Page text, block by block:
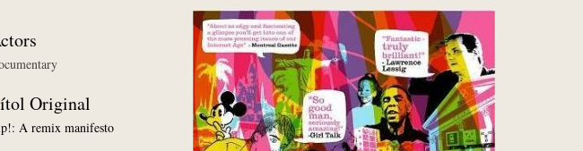
Original
A remix manifesto